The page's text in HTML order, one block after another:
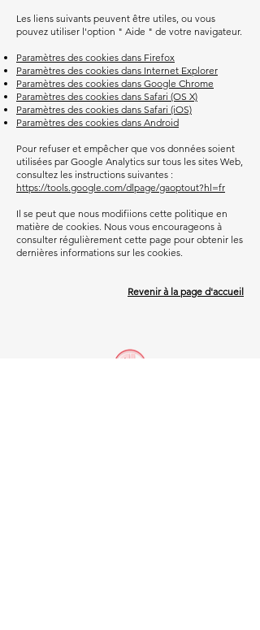
Les liens suivants peuvent être utiles, ou vous
pouvez utiliser l'option " Aide " de votre navigateur.
Paramètres des cookies dans Firefox
Paramètres des cookies dans Internet Explorer
Paramètres des cookies dans Google Chrome
Paramètres des cookies dans Safari (OS X)
Paramètres des cookies dans Safari (iOS)
Paramètres des cookies dans Android
Pour refuser et empêcher que vos données soient
utilisées par Google Analytics sur tous les sites Web,
consultez les instructions suivantes :
https://tools.google.com/dlpage/gaoptout?hl=fr
Il se peut que nous modifiions cette politique en
matière de cookies. Nous vous encourageons à
consulter régulièrement cette page pour obtenir les
dernières informations sur les cookies.
Revenir à la page d'accueil